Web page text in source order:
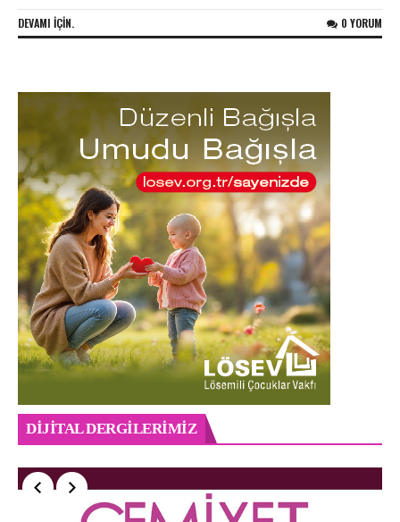
DEVAMI IÇIN. 0 YORUM
DIJITAL DERGILERIMIZ